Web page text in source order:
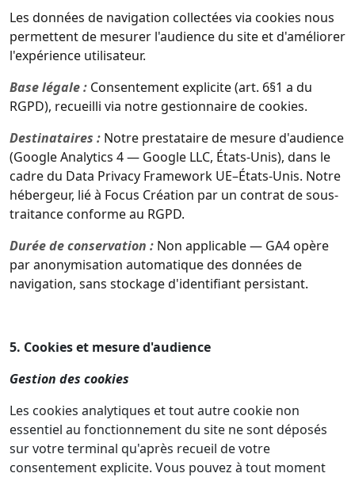
Les données de navigation collectées via cookies nous
permettent de mesurer l'audience du site et d'améliorer
l'expérience utilisateur.
Base légale : Consentement explicite (art. 6§1 a du
RGPD), recueilli via notre gestionnaire de cookies.
Destinataires : Notre prestataire de mesure d'audience
(Google Analytics 4 — Google LLC, États-Unis), dans le
cadre du Data Privacy Framework UE–États-Unis. Notre
hébergeur, lié à Focus Création par un contrat de sous-
traitance conforme au RGPD.
Durée de conservation : Non applicable — GA4 opère
par anonymisation automatique des données de
navigation, sans stockage d'identifiant persistant.
5. Cookies et mesure d'audience
Gestion des cookies
Les cookies analytiques et tout autre cookie non
essentiel au fonctionnement du site ne sont déposés
sur votre terminal qu'après recueil de votre
consentement explicite. Vous pouvez à tout moment